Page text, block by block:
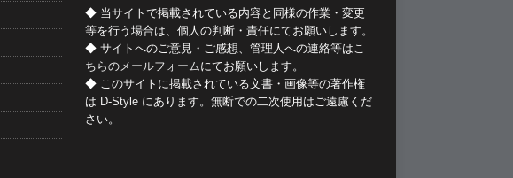
◆ 当サイトで掲載されている内容と同様の作業・変更
等を行う場合は、個人の判断・責任にてお願いします。
◆ サイトへのご意見・ご感想、管理人への連絡等は こ
ちらのメールフォームにてお願いします。
◆ このサイトに掲載されている文書・画像等の著作権
は D-Styleにあります。無断での二次使用はご遠慮くだ
さい。